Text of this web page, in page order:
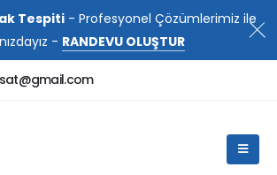
Tespiti- Profesyonel Çözümlerimiz ile
- RANDEVU OLUŞTUR